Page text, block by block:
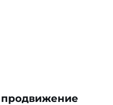
продвижение